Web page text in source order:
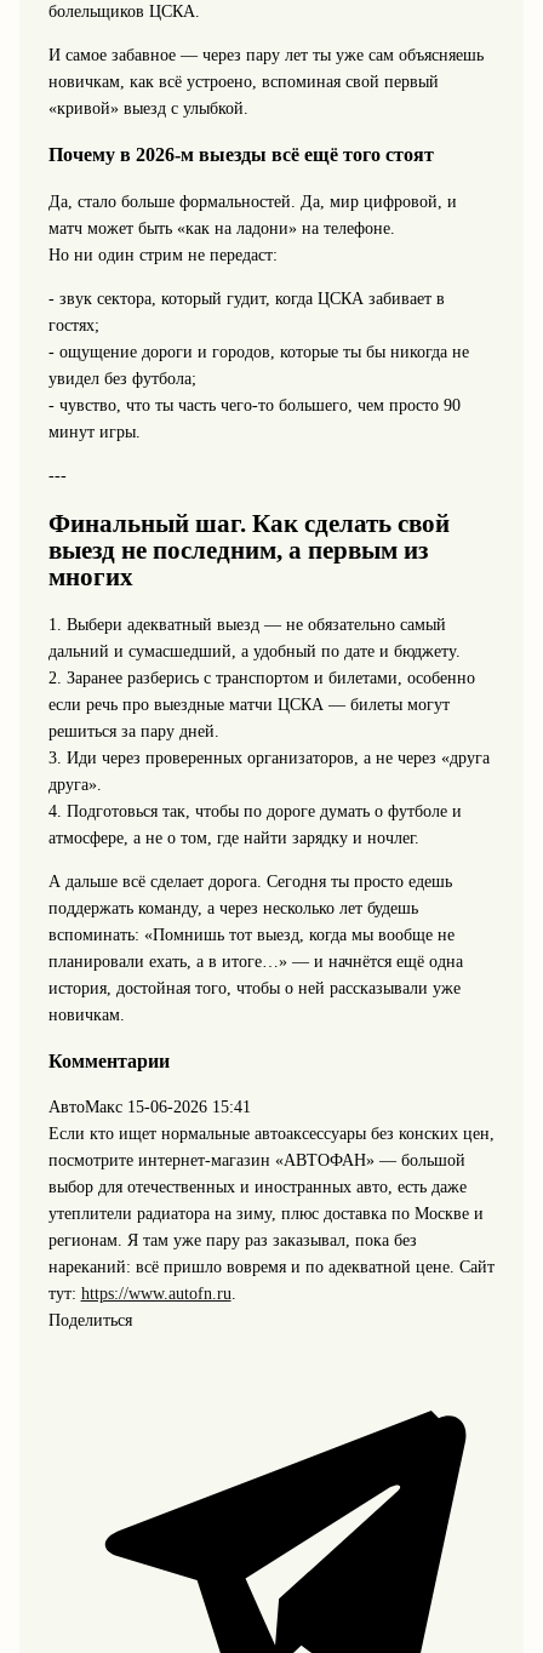
болельщиков ЦСКА.
И самое забавное — через пару лет ты уже сам объясняешь
новичкам, как всё устроено, вспоминая свой первый
«кривой» выезд с улыбкой.
Почему в 2026-м выезды всё ещё того стоят
Да, стало больше формальностей. Да, мир цифровой, и
матч может быть «как на ладони» на телефоне.
Но ни один стрим не передаст:
- звук сектора, который гудит, когда ЦСКА забивает в
гостях;
- ощущение дороги и городов, которые ты бы никогда не
увидел без футбола;
- чувство, что ты часть чего-то большего, чем просто 90
минут игры.
---
Финальный шаг. Как сделать свой
выезд не последним, а первым из
многих
1. Выбери адекватный выезд — не обязательно самый
дальний и сумасшедший, а удобный по дате и бюджету.
2. Заранее разберись с транспортом и билетами, особенно
если речь про выездные матчи ЦСКА — билеты могут
решиться за пару дней.
3. Иди через проверенных организаторов, а не через «друга
друга».
4. Подготовься так, чтобы по дороге думать о футболе и
атмосфере, а не о том, где найти зарядку и ночлег.
А дальше всё сделает дорога. Сегодня ты просто едешь
поддержать команду, а через несколько лет будешь
вспоминать: «Помнишь тот выезд, когда мы вообще не
планировали ехать, а в итоге…» — и начнётся ещё одна
история, достойная того, чтобы о ней рассказывали уже
новичкам.
Комментарии
АвтоМакс 15-06-2026 15:41
Если кто ищет нормальные автоаксессуары без конских цен,
посмотрите интернет‑магазин «АВТОФАН» — большой
выбор для отечественных и иностранных авто, есть даже
утеплители радиатора на зиму, плюс доставка по Москве и
регионам. Я там уже пару раз заказывал, пока без
нареканий: всё пришло вовремя и по адекватной цене. Сайт
тут: https://www.autofn.ru.
Поделиться